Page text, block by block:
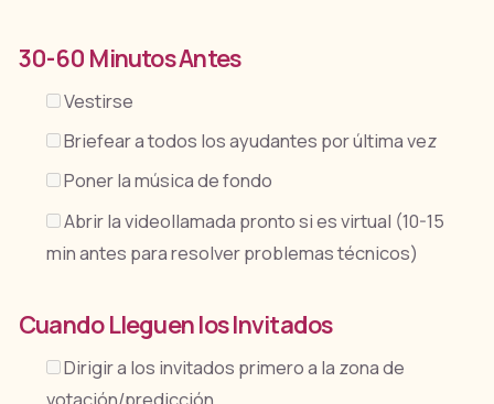
30-60 Minutos Antes
Vestirse
Briefear a todos los ayudantes por última vez
Poner la música de fondo
Abrir la videollamada pronto si es virtual (10-15
min antes para resolver problemas técnicos)
Cuando Lleguen los Invitados
Dirigir a los invitados primero a la zona de